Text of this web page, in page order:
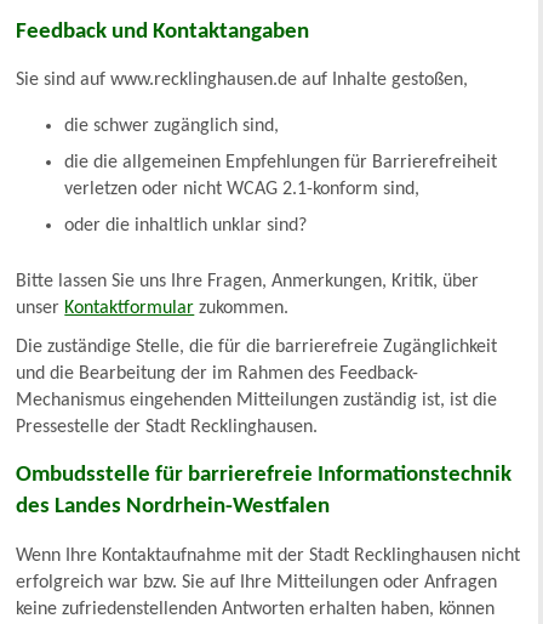
Feedback und Kontaktangaben
Sie sind auf www.recklinghausen.de auf Inhalte gestoßen,
die schwer zugänglich sind,
die die allgemeinen Empfehlungen für Barrierefreiheit
verletzen oder nicht WCAG 2.1-konform sind,
oder die inhaltlich unklar sind?
Bitte lassen Sie uns Ihre Fragen, Anmerkungen, Kritik, über
unser Kontaktformular zukommen.
Die zuständige Stelle, die für die barrierefreie Zugänglichkeit
und die Bearbeitung der im Rahmen des Feedback-
Mechanismus eingehenden Mitteilungen zuständig ist, ist die
Pressestelle der Stadt Recklinghausen.
Ombudsstelle für barrierefreie Informationstechnik
des Landes Nordrhein-Westfalen
Wenn Ihre Kontaktaufnahme mit der Stadt Recklinghausen nicht
erfolgreich war bzw. Sie auf Ihre Mitteilungen oder Anfragen
keine zufriedenstellenden Antworten erhalten haben, können